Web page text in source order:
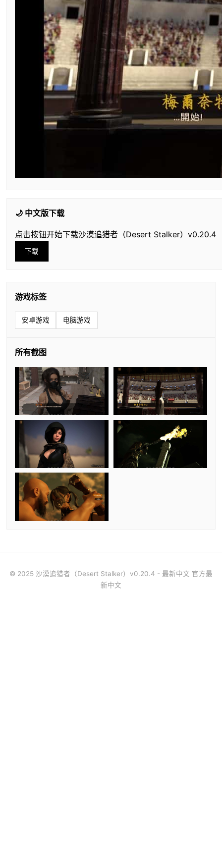
🌙 中文版下载
点击按钮开始下载沙漠追猎者（Desert Stalker）v0.20.4
下载
游戏标签
安卓游戏 电脑游戏
所有截图
© 2025 沙漠追猎者（Desert Stalker）v0.20.4 - 最新中文 官方最
新中文